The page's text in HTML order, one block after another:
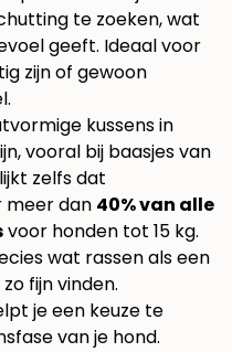
te zoeken, wat
geeft. Ideaal voor
zijn of gewoon
kussens in
vooral bij baasjes van
zelfs dat
meer dan 40% van alle
voor honden tot 15 kg.
wat rassen als een
fijn vinden.
je een keuze te
van je hond.